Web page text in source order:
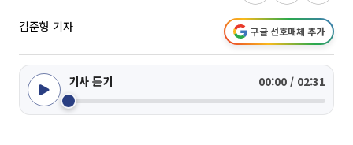
김준형 기자 구글 선호매체 추가
기사 듣기 00:00 / 02:31